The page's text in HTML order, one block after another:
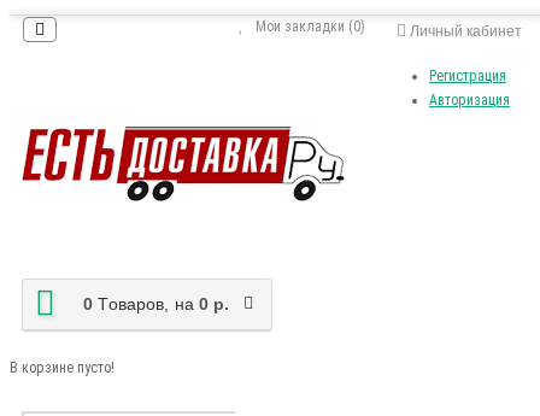
Личный кабинет
Регистрация
Авторизация
Мои закладки (0)
0 Tоваров, на 0 р.
В корзине пусто!